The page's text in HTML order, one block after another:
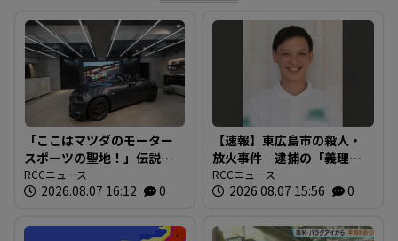
「ここはマツダのモーター
スポーツの聖地！」伝説の
レーシングドライバーが証
言する東京の販売店がマツ
RCCニュース
2026.08.07 16:12 0
【速報】東広島市の殺人・
放火事件 逮捕の「義理の
おい」の男(29) 殺人や殺人
未遂容疑については不起
起訴 広島地検
RCCニュース
2026.08.07 15:56 0